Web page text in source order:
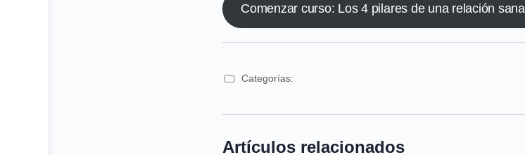
Comenzar curso: Los 4 pilares de una relación sana
Categorías:
Artículos relacionados